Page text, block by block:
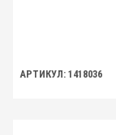
АРТИКУЛ: 1418036